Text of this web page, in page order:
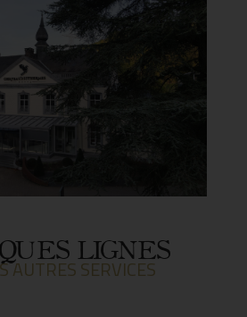
LIGNES
AUTRES SERVICES